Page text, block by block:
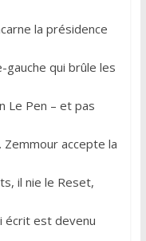
la présidence
gauche qui brûle les
Le Pen – et pas
accepte la
il nie le Reset,
écrit est devenu